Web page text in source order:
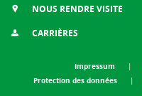
NOUS RENDRE VISITE
CARRIÈRES
Impressum
Protection des données